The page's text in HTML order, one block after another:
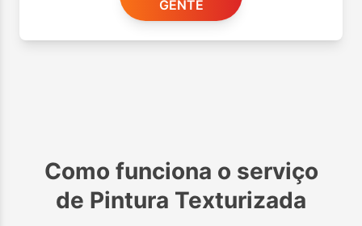
GENTE
Como funciona o serviço
de Pintura Texturizada